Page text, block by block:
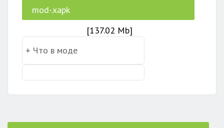
mod-.xapk
[137.02 Mb]